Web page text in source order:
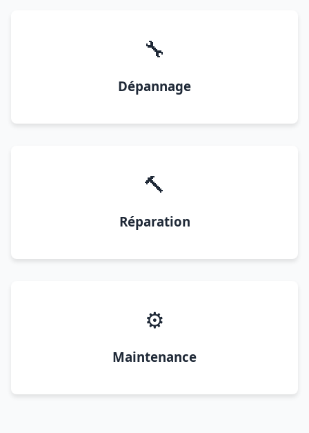
🔧
Dépannage
🔨
Réparation
⚙️
Maintenance